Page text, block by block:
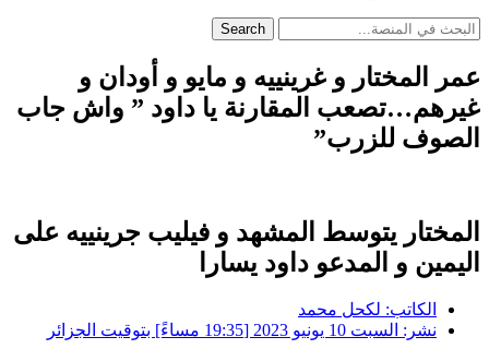
Search
عمر المختار و غرينييه و مايو و أودان و
غيرهم…تصعب المقارنة يا داود ” واش جاب
الصوف للزرب”
المختار يتوسط المشهد و فيليب جرينييه على
اليمين و المدعو داود يسارا
الكاتب: لكحل محمد
نشر: السبت 10 يونيو 2023 [19:35 مساءً] بتوقيت الجزائر